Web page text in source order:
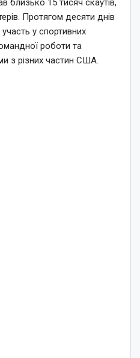
близько 15 тисяч скаутів,
Протягом десяти днів
у спортивних
роботи та
з різних частин США.